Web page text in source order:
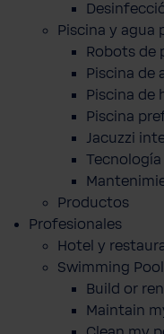
Piscina y agua
Robots de
Piscina de
Piscina de
Piscina
Jacuzzi
Productos
Profesionales
Hotel y
Swimming
Build or
Maintain